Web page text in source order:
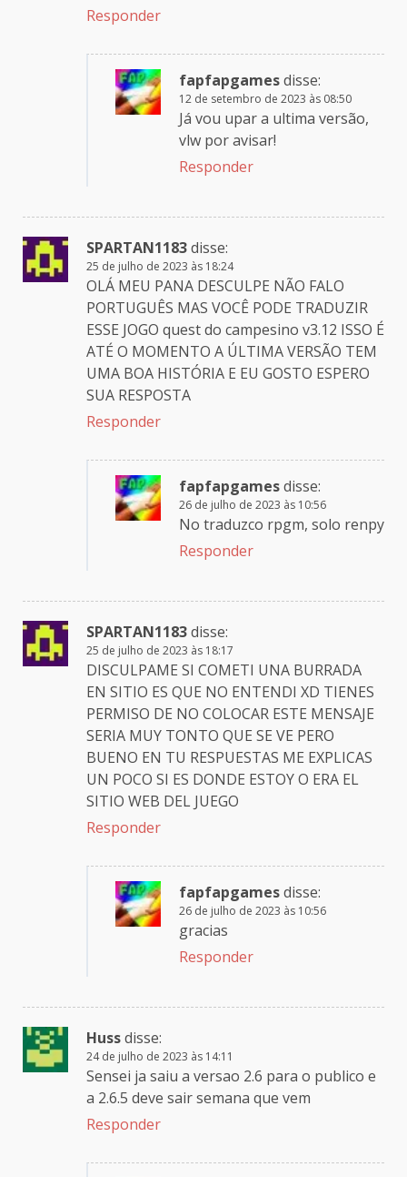
Responder
fapfapgamesdisse:
12 de setembro de 2023 às 08:50
Já vou upar a ultima versão,
vlw por avisar!
Responder
SPARTAN1183disse:
25 de julho de 2023 às 18:24
OLÁ MEU PANA DESCULPE NÃO FALO
PORTUGUÊS MAS VOCÊ PODE TRADUZIR
ESSE JOGO quest do campesino v3.12 ISSO É
ATÉ O MOMENTO A ÚLTIMA VERSÃO TEM
UMA BOA HISTÓRIA E EU GOSTO ESPERO
SUA RESPOSTA
Responder
fapfapgamesdisse:
26 de julho de 2023 às 10:56
No traduzco rpgm, solo renpy
Responder
SPARTAN1183disse:
25 de julho de 2023 às 18:17
DISCULPAME SI COMETI UNA BURRADA
EN SITIO ES QUE NO ENTENDI XD TIENES
PERMISO DE NO COLOCAR ESTE MENSAJE
SERIA MUY TONTO QUE SE VE PERO
BUENO EN TU RESPUESTAS ME EXPLICAS
UN POCO SI ES DONDE ESTOY O ERA EL
SITIO WEB DEL JUEGO
Responder
fapfapgamesdisse:
26 de julho de 2023 às 10:56
gracias
Responder
Hussdisse:
24 de julho de 2023 às 14:11
Sensei ja saiu a versao 2.6 para o publico e
a 2.6.5 deve sair semana que vem
Responder